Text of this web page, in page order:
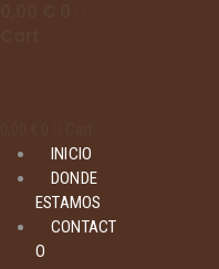
INICIO
DONDE
ESTAMOS
CONTACT
O